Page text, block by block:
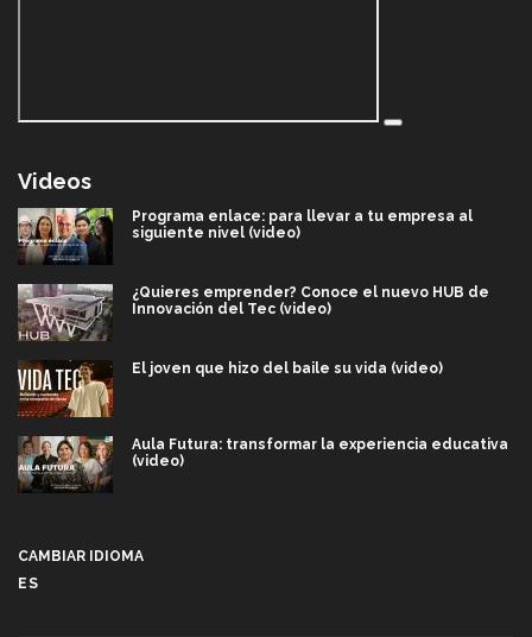
Videos
Programa enlace: para llevar a tu empresa al
siguiente nivel (video)
¿Quieres emprender? Conoce el nuevo HUB de
Innovación del Tec (video)
El joven que hizo del baile su vida (video)
Aula Futura: transformar la experiencia educativa
(video)
CAMBIAR IDIOMA
ES